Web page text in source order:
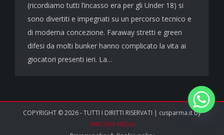
(ricordiamo tutti l’incasso era per gli Under 18) si
sono divertiti e impegnati su un percorso tecnico e
di moderna concezione. Faraway stretti e green
difesi da molti bunker hanno complicato la vita ai
giocatori presenti ieri. La…
COPYRIGHT © 2026 - TUTTI I DIRITTI RISERVATI | cusparma.it by
SINFONIA MEDIA